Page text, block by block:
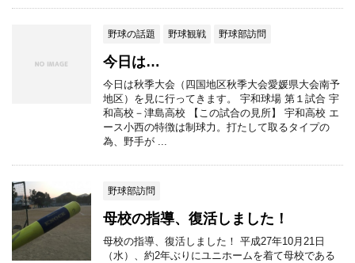
野球の話題 野球観戦 野球部訪問
今日は…
今日は秋季大会（四国地区秋季大会愛媛県大会南予
地区）を見に行ってきます。 宇和球場 第１試合 宇
和高校－津島高校 【この試合の見所】 宇和高校 エ
ース小西の特徴は制球力。打たして取るタイプの
為、野手が ...
野球部訪問
母校の指導、復活しました！
母校の指導、復活しました！ 平成27年10月21日
（水）、約2年ぶりにユニホームを着て母校である